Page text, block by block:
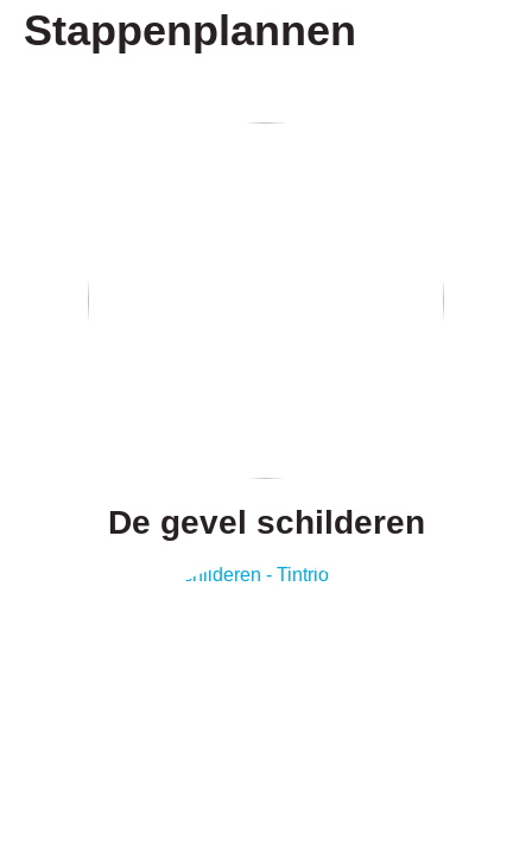
Stappenplannen
De gevel schilderen